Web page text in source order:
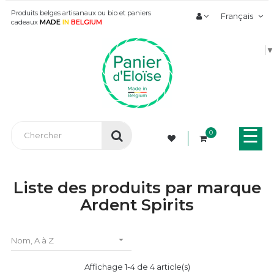
Produits belges artisanaux ou bio et paniers
cadeaux MADE IN BELGIUM
Français
▼
0
la
☰
Liste des produits par marque
Ardent Spirits
Nom, A à Z 
Affichage 1-4 de 4 article(s)